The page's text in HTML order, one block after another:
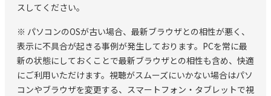
スしてください。
※ パソコンのOSが古い場合、最新ブラウザとの相性が悪く、
表示に不具合が起きる事例が発生しております。PCを常に最
新の状態にしておくことで最新ブラウザとの相性も含め、快適
にご利用いただけます。視聴がスムーズにいかない場合はパソ
コンやブラウザを変更する、スマートフォン・タブレットで視